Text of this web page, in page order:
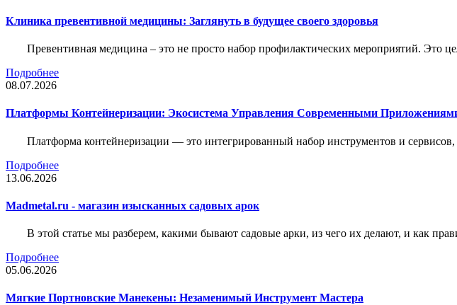
Клиника превентивной медицины: Заглянуть в будущее своего здоровья
Превентивная медицина – это не просто набор профилактических мероприятий. Это
Подробнее
08.07.2026
Платформы Контейнеризации: Экосистема Управления Современными
Платформа контейнеризации — это интегрированный набор инструментов и
Подробнее
13.06.2026
Madmetal.ru - магазин изысканных садовых арок
В этой статье мы разберем, какими бывают садовые арки, из чего их делают, и как
Подробнее
05.06.2026
Мягкие Портновские Манекены: Незаменимый Инструмент Мастера